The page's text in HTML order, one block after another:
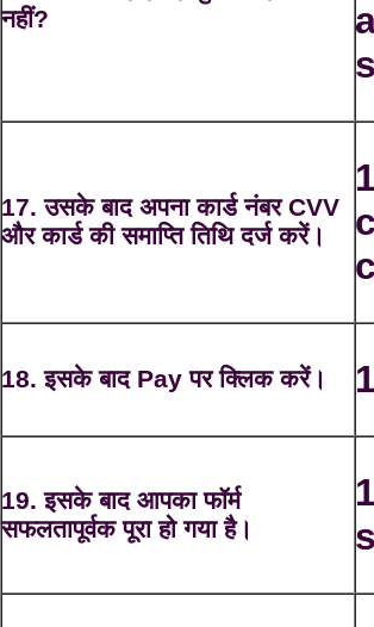
नहीं?
17. उसके बाद अपना कार्ड नंबर CVV
और कार्ड की समाप्ति तिथि दर्ज करें।
18. इसके बाद Pay पर क्लिक करें।
19. इसके बाद आपका फॉर्म
सफलतापूर्वक पूरा हो गया है।